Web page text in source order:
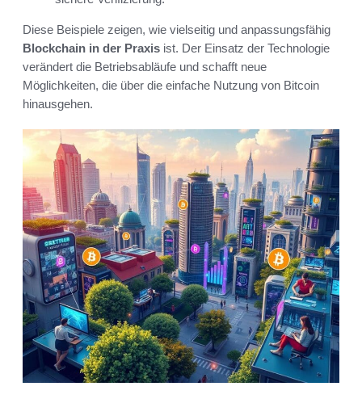
Diese Beispiele zeigen, wie vielseitig und anpassungsfähig
Blockchain in der Praxis ist. Der Einsatz der Technologie
verändert die Betriebsabläufe und schafft neue
Möglichkeiten, die über die einfache Nutzung von Bitcoin
hinausgehen.